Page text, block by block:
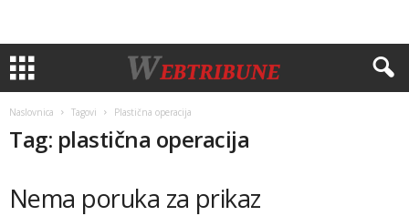
Naslovnica Tagovi Plastična operacija
Tag: plastična operacija
Nema poruka za prikaz